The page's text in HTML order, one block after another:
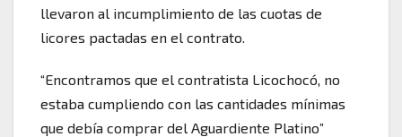
llevaron al incumplimiento de las cuotas de
licores pactadas en el contrato.
“Encontramos que el contratista Licochocó, no
estaba cumpliendo con las cantidades mínimas
que debía comprar del Aguardiente Platino”